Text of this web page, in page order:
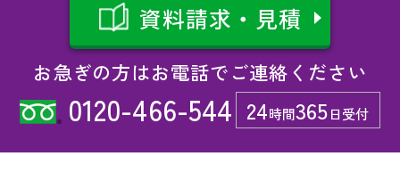
お急ぎの方はお電話でご連絡ください
24時間365日受付
0120-466-544
資料請求・見積